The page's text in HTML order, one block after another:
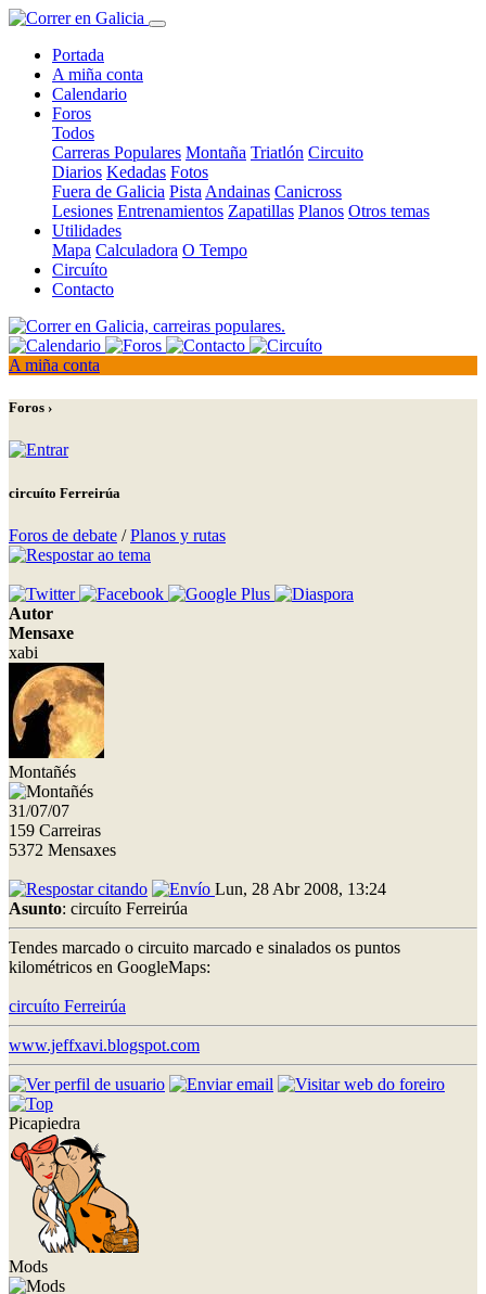
Portada
A miña conta
Calendario
Foros
Todos
Carreras Populares Montaña Triatlón Circuito
Diarios Kedadas Fotos
Fuera de Galicia Pista Andainas Canicross
Lesiones Entrenamientos Zapatillas Planos Otros temas
Utilidades
Mapa Calculadora O Tempo
Circuíto
Contacto
A miña conta
Foros ›
circuíto Ferreirúa
Foros de debate /Planos y rutas
Autor
Mensaxe
xabi
Montañés
31/07/07
159 Carreiras
5372 Mensaxes
Lun, 28 Abr 2008, 13:24
Asunto: circuíto Ferreirúa
Tendes marcado o circuito marcado e sinalados os puntos
kilométricos en GoogleMaps:
circuíto Ferreirúa
www.jeffxavi.blogspot.com
Picapiedra
Mods